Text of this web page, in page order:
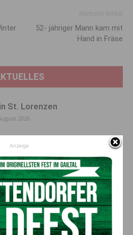
52- jähriger Mann kam mit
Hand in Fräse
St. Lorenzen
2026
ausgetreten:
in Möderndorf
2026
in Arnoldstein:
Suchaktion nach
(67)
Anzeige